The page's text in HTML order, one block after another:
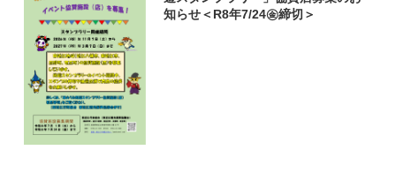
知らせ＜R8年7/24㊎締切＞